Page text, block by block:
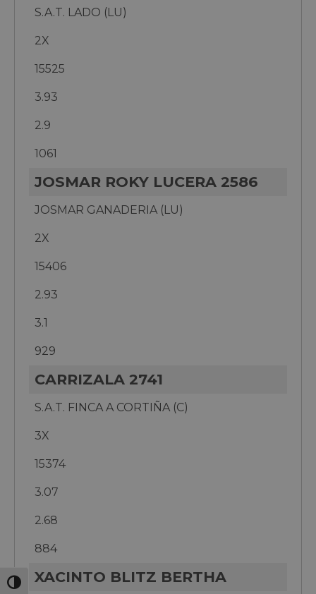
Toggle High Contrast
S.A.T. LADO (LU)
2X
15525
3.93
2.9
1061
JOSMAR ROKY LUCERA 2586
JOSMAR GANADERIA (LU)
2X
15406
2.93
3.1
929
CARRIZALA 2741
S.A.T. FINCA A CORTIÑA (C)
3X
15374
3.07
2.68
884
XACINTO BLITZ BERTHA